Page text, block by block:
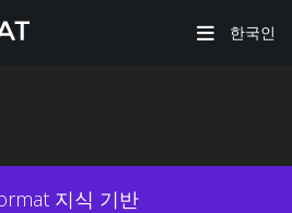
한국인
지식 기반